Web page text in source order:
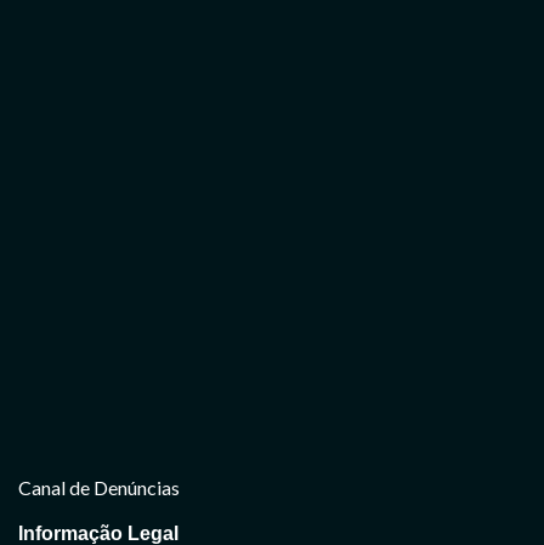
Canal de Denúncias
Informação Legal